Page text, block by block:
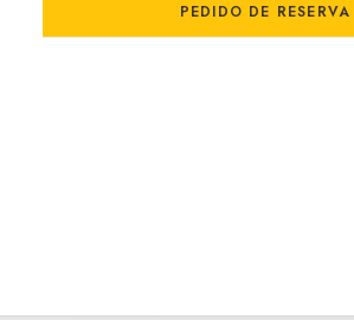
PEDIDO DE RESERVA